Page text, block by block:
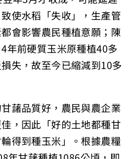
使水稻「失收」，生產管
會影響農民種植意願；陳
前硬質玉米原種植40多
失，故至今已縮減到10多
藷品質好，農民與農企業
，因此「好的土地都種甘
得到種玉米」。根據農糧